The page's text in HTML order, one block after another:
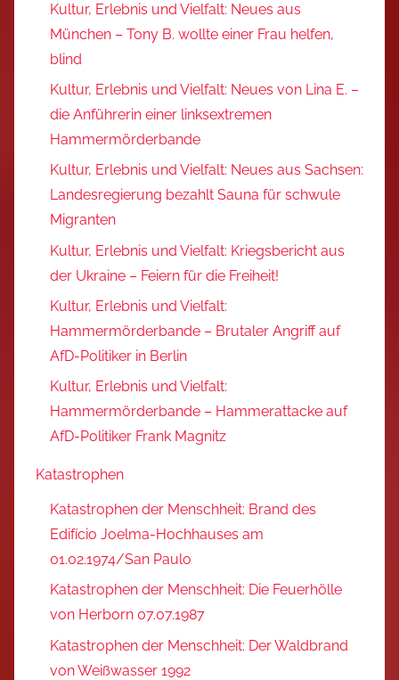
Kultur, Erlebnis und Vielfalt: Neues aus
München – Tony B. wollte einer Frau helfen,
blind
Kultur, Erlebnis und Vielfalt: Neues von Lina E. –
die Anführerin einer linksextremen
Hammermörderbande
Kultur, Erlebnis und Vielfalt: Neues aus Sachsen:
Landesregierung bezahlt Sauna für schwule
Migranten
Kultur, Erlebnis und Vielfalt: Kriegsbericht aus
der Ukraine – Feiern für die Freiheit!
Kultur, Erlebnis und Vielfalt:
Hammermörderbande – Brutaler Angriff auf
AfD-Politiker in Berlin
Kultur, Erlebnis und Vielfalt:
Hammermörderbande – Hammerattacke auf
AfD-Politiker Frank Magnitz
Katastrophen
Katastrophen der Menschheit: Brand des
Edifício Joelma-Hochhauses am
01.02.1974/San Paulo
Katastrophen der Menschheit: Die Feuerhölle
von Herborn 07.07.1987
Katastrophen der Menschheit: Der Waldbrand
von Weißwasser 1992